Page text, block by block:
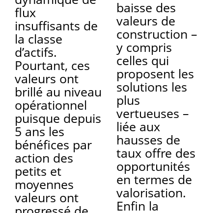
flux
insuffisants de
la classe
d’actifs.
Pourtant, ces
valeurs ont
brillé au niveau
opérationnel
puisque depuis
5 ans les
bénéfices par
action des
petits et
moyennes
valeurs ont
baisse des
valeurs de
construction –
y compris
celles qui
proposent les
solutions les
plus
vertueuses –
liée aux
hausses de
taux offre des
opportunités
en termes de
valorisation.
Enfin la